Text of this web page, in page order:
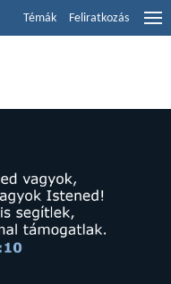
Témák Feliratkozás